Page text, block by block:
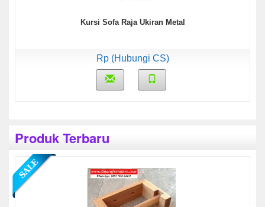
Kursi Sofa Raja Ukiran Metal
Rp (Hubungi CS)
Produk Terbaru